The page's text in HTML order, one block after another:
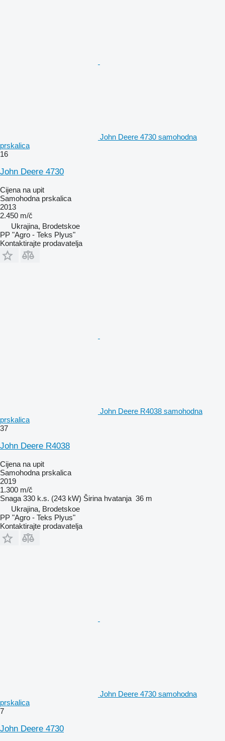
John Deere 4730 samohodna
prskalica
16
John Deere 4730
Cijena na upit
Samohodna prskalica
2013
2.450 m/č
Ukrajina, Brodetskoe
PP "Agro - Teks Plyus"
Kontaktirajte prodavatelja
John Deere R4038 samohodna
prskalica
37
John Deere R4038
Cijena na upit
Samohodna prskalica
2019
1.300 m/č
Snaga 330 k.s. (243 kW) Širina hvatanja 36 m
Ukrajina, Brodetskoe
PP "Agro - Teks Plyus"
Kontaktirajte prodavatelja
John Deere 4730 samohodna
prskalica
7
John Deere 4730